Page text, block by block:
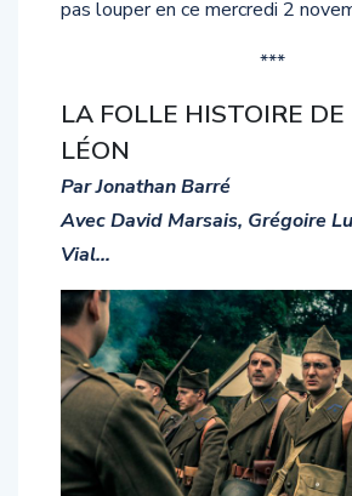
LÉON
Par Jonathan Barré
Avec David Marsais, Grégoire
Vial…